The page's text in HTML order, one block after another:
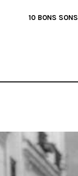
10 BONS SONS